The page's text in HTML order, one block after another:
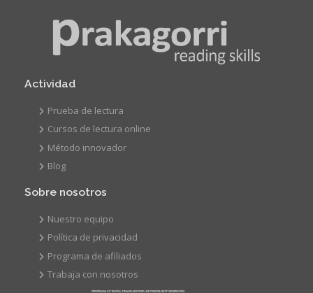
Actividad
Prueba de lectura
Cursos de lectura online
Método innovador
Blog
Sobre nosotros
Nuestro equipo
Política de privacidad
Programa de afiliados
Trabaja con nosotros